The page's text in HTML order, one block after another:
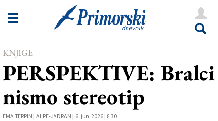
Novice
Goriška
Kultura
Šport
Še
KNJIGE
PERSPEKTIVE: Bralci
nismo stereotip
EMA TERPIN | ALPE-JADRAN | 6. jun. 2026 | 8:30